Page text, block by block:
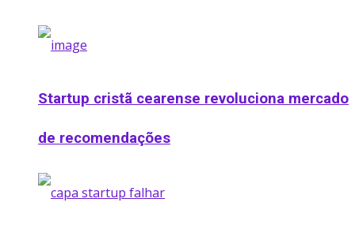
Startup cristã cearense revoluciona mercado
de recomendações